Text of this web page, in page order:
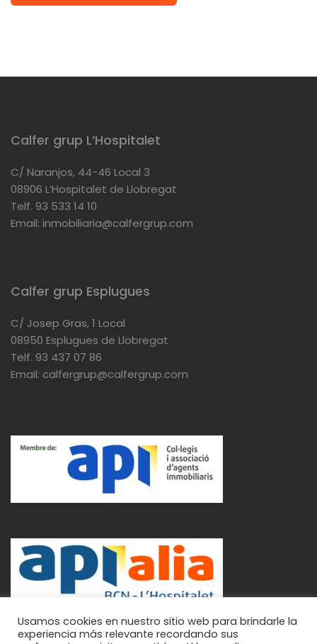
Calfer grup L’Hospitalet
C/ Naranjos, 44-46 Local 3
08906 L’Hospitalet de Llobregat
Telf. 93 533 14 10
Email: inmobiliaria@calfergrup.com
Calfer grup Esplugues
C/ Josep Gras, 1 Local
08950 Esplugues de Llobregat
Telf. 93 437 07 86
Email: calfergrup@calfergrup.com
Usamos cookies en nuestro sitio web para brindarle la
experiencia más relevante recordando sus